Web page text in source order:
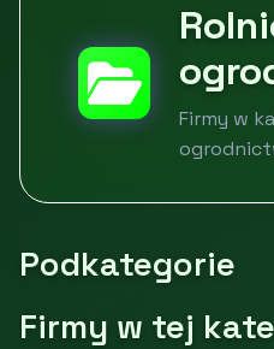
Firmy w
Podkategorie
Firmy w tej